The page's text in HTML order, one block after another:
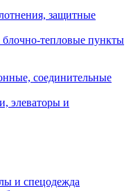
защитные
тепловые пункты
соединительные
элеваторы и
и спецодежда